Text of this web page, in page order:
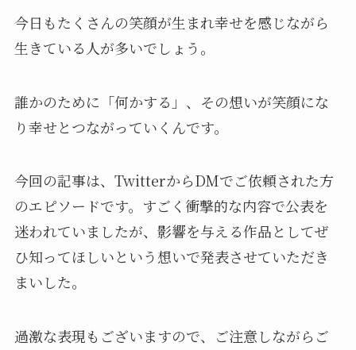
今日もたくさんの笑顔が生まれ幸せを感じながら
生きている人が多いでしょう。
誰かのために「何かする」、その想いが笑顔にな
り幸せとつながっていくんです。
今回の記事は、TwitterからDMでご依頼された方
のエピソードです。すごく衝撃的な内容で公表を
迷われていましたが、影響を与える作品としてぜ
ひ知ってほしいという想いで発表させていただき
まいした。
過激な表現もございますので、ご注意しながらご